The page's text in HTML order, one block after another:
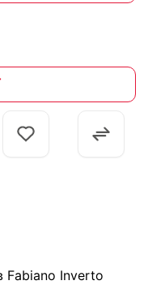
Fabiano Inverto